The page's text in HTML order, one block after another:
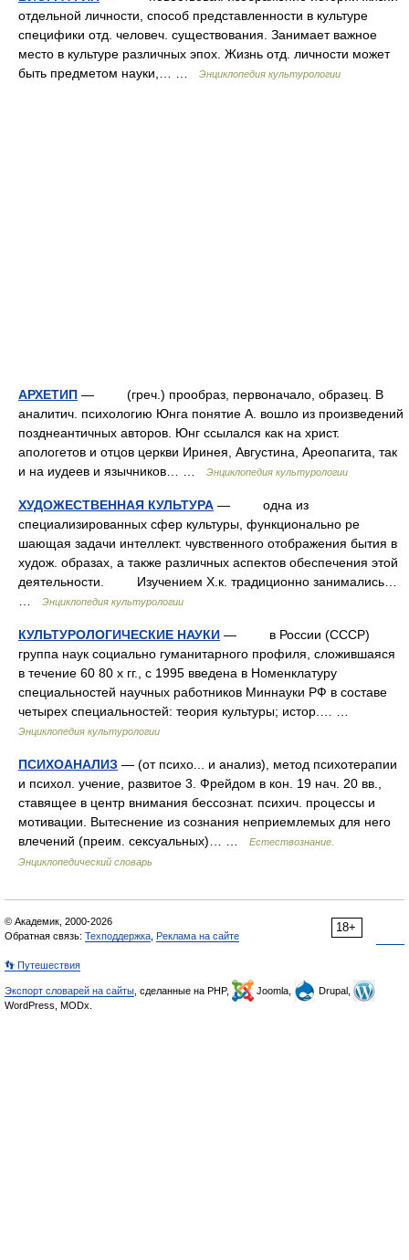
отдельной личности, способ представленности в культуре
специфики отд. человеч. существования. Занимает важное
место в культуре различных эпох. Жизнь отд. личности может
быть предметом науки,… …
Энциклопедия культурологии
АРХЕТИП — (греч.) прообраз, первоначало, образец. В
аналитич. психологию Юнга понятие А. вошло из произведений
позднеантичных авторов. Юнг ссылался как на христ.
апологетов и отцов церкви Иринея, Августина, Ареопагита, так
и на иудеев и язычников… …
Энциклопедия культурологии
ХУДОЖЕСТВЕННАЯ КУЛЬТУРА — одна из
специализированных сфер культуры, функционально ре
шающая задачи интеллект. чувственного отображения бытия в
худож. образах, а также различных аспектов обеспечения этой
деятельности. Изучением Х.к. традиционно занимались…
Энциклопедия культурологии
КУЛЬТУРОЛОГИЧЕСКИЕ НАУКИ — в России (СССР)
группа наук социально гуманитарного профиля, сложившаяся
в течение 60 80 х гг., с 1995 введена в Номенклатуру
специальностей научных работников Миннауки РФ в составе
четырех специальностей: теория культуры; истор.… …
Энциклопедия культурологии
ПСИХОАНАЛИЗ — (от психо... и анализ), метод психотерапии
и психол. учение, развитое 3. Фрейдом в кон. 19 нач. 20 вв.,
ставящее в центр внимания бессознат. психич. процессы и
мотивации. Вытеснение из сознания неприемлемых для него
влечений (преим. сексуальных)… …
Естествознание.
Энциклопедический словарь
18+
© Академик, 2000-2026
Обратная связь: Техподдержка Реклама на сайте
👣 Путешествия
Экспорт словарей на сайты , сделанные на PHP, Joomla,
Drupal,
WordPress, MODx.